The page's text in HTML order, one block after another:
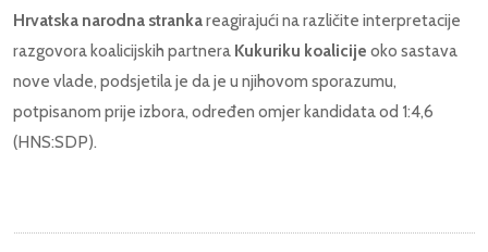
Hrvatska narodna strankareagirajući na različite interpretacije
razgovora koalicijskih partnera Kukuriku koalicije oko sastava
nove vlade, podsjetila je da je u njihovom sporazumu,
potpisanom prije izbora, određen omjer kandidata od 1:4,6
(HNS:SDP).